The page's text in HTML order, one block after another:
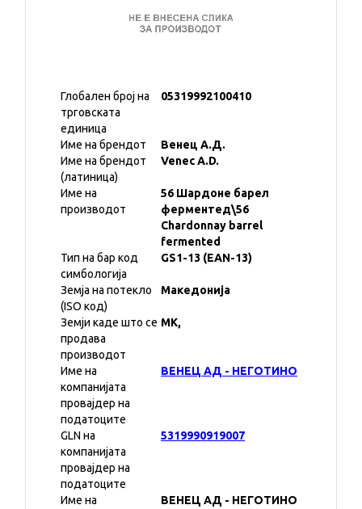
Глобален број на
трговската
единица
05319992100410
Име на брендот
Венец А.Д.
Име на брендот
(латиница)
Venec A.D.
Име на
производот
56 Шардоне барел
ферментед\56
Chardonnay barrel
fermented
Тип на бар код
симбологија
GS1-13 (EAN-13)
Земја на потекло
(ISO код)
Македонија
Земји каде што се
продава
производот
MK,
Име на
компанијата
провајдер на
податоците
ВЕНЕЦ АД - НЕГОТИНО
GLN на
компанијата
провајдер на
податоците
5319990919007
Име на
ВЕНЕЦ АД - НЕГОТИНО